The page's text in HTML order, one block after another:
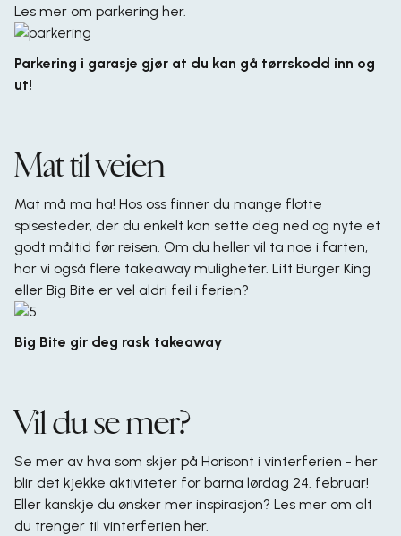
Les mer om parkering her.
Parkering i garasje gjør at du kan gå tørrskodd inn og
ut!
Mat til veien
Mat må ma ha! Hos oss finner du mange flotte
spisesteder, der du enkelt kan sette deg ned og nyte et
godt måltid før reisen. Om du heller vil ta noe i farten,
har vi også flere takeaway muligheter. Litt Burger King
eller Big Bite er vel aldri feil i ferien?
Big Bite gir deg rask takeaway
Vil du se mer?
Se mer av hva som skjer på Horisont i vinterferien - her
blir det kjekke aktiviteter for barna lørdag 24. februar!
Eller kanskje du ønsker mer inspirasjon? Les mer om alt
du trenger til vinterferien her.